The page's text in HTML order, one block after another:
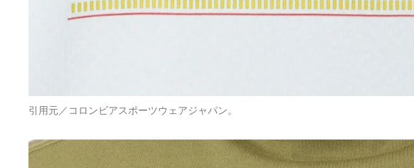
引用元／コロンビアスポーツウェアジャパン。